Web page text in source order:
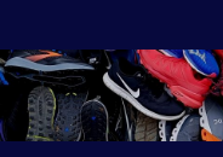
Search for: